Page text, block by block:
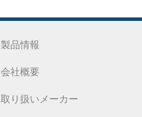
製品情報
会社概要
取り扱いメーカー